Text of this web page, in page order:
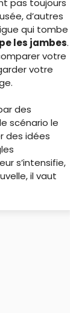
pas toujours
d’autres
qui tombe
les jambes.
votre
votre
des
scénario le
des idées
s’intensifie,
il vaut